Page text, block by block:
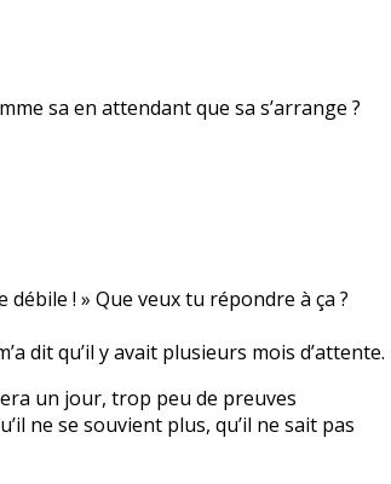
sa en attendant que sa s’arrange ?
! » Que veux tu répondre à ça ?
dit qu’il y avait plusieurs mois d’attente.
un jour, trop peu de preuves
ne se souvient plus, qu’il ne sait pas